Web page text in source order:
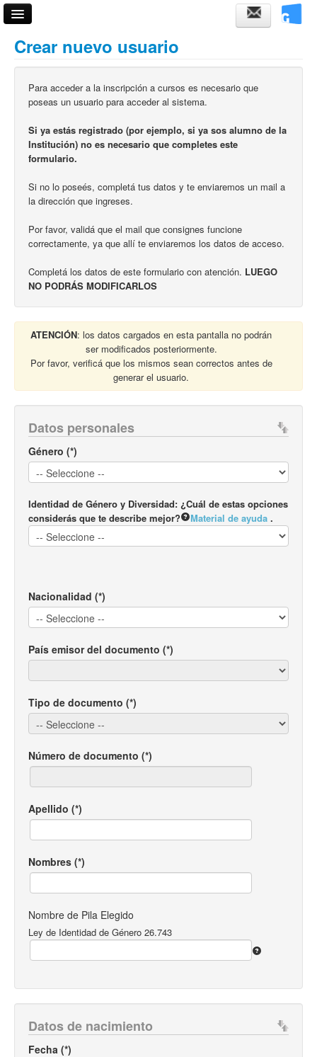
Acceso
Fechas de examen
Horarios de cursadas
Validador de certificados
Ayuda
Crear nuevo usuario
Para acceder a la inscripción a cursos es necesario que
poseas un usuario para acceder al sistema.
Si ya estás registrado (por ejemplo, si ya sos alumno de la
Institución) no es necesario que completes este
formulario.
Si no lo poseés, completá tus datos y te enviaremos un mail a
la dirección que ingreses.
Por favor, validá que el mail que consignes funcione
correctamente, ya que allí te enviaremos los datos de acceso.
Completá los datos de este formulario con atención. LUEGO
NO PODRÁS MODIFICARLOS
ATENCIÓN: los datos cargados en esta pantalla no podrán
ser modificados posteriormente.
Por favor, verificá que los mismos sean correctos antes de
generar el usuario.
Datos personales
Género (*)
Identidad de Género y Diversidad: ¿Cuál de estas opciones
considerás que te describe mejor?
Material de ayuda .
Nacionalidad (*)
País emisor del documento (*)
Tipo de documento (*)
Número de documento (*)
Apellido (*)
Nombres (*)
Nombre de Pila Elegido
Ley de Identidad de Género 26.743
Datos de nacimiento
Fecha (*)